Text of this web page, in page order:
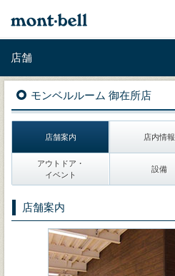
店舗
モンベルルーム 御在所店
店舗案内 店内情報
アウトドア・
イベント
設備
店舗案内